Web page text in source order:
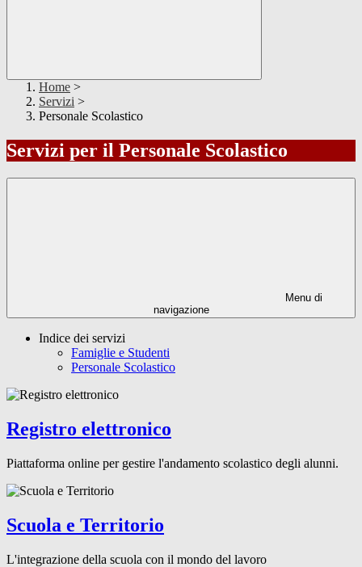
Home >
Servizi >
Personale Scolastico
Servizi per il Personale Scolastico
Menu di
navigazione
Indice dei servizi
Famiglie e Studenti
Personale Scolastico
Registro elettronico
Piattaforma online per gestire l'andamento scolastico degli alunni.
Scuola e Territorio
L'integrazione della scuola con il mondo del lavoro